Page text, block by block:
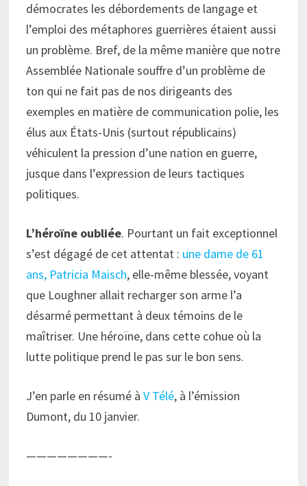
démocrates les débordements de langage et
l’emploi des métaphores guerrières étaient aussi
un problème. Bref, de la même manière que notre
Assemblée Nationale souffre d’un problème de
ton qui ne fait pas de nos dirigeants des
exemples en matière de communication polie, les
élus aux États-Unis (surtout républicains)
véhiculent la pression d’une nation en guerre,
jusque dans l’expression de leurs tactiques
politiques.
L’héroïne oubliée. Pourtant un fait exceptionnel
s’est dégagé de cet attentat : une dame de 61
ans, Patricia Maisch, elle-même blessée, voyant
que Loughner allait recharger son arme l’a
désarmé permettant à deux témoins de le
maîtriser. Une héroïne, dans cette cohue où la
lutte politique prend le pas sur le bon sens.
J’en parle en résumé à V Télé, à l’émission
Dumont, du 10 janvier.
————————-